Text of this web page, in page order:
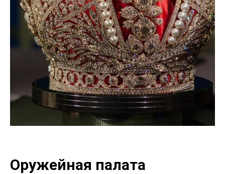
Оружейная палата